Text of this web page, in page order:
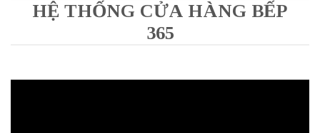
HỆ THỐNG CỬA HÀNG BẾP
365